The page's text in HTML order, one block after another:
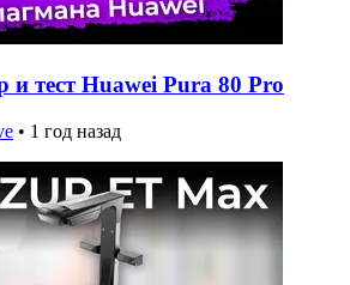
и тест Huawei Pura 80 Pro
• 1 год назад